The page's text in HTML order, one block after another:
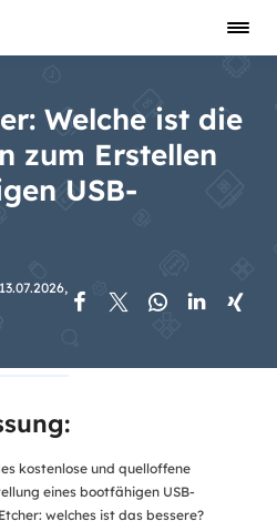
Welche ist die
zum Erstellen
USB-
    
kostenlose und quelloffene
eines bootfähigen USB-
welches ist das bessere?